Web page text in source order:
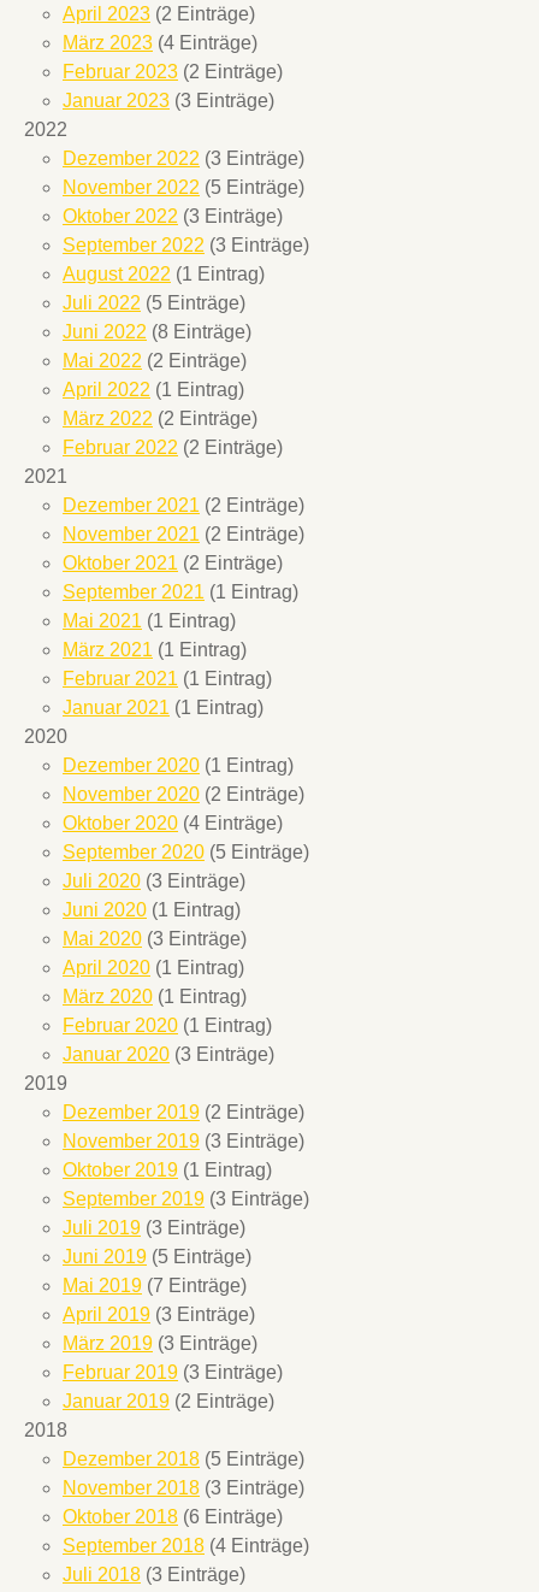
April 2023 (2 Einträge)
März 2023 (4 Einträge)
Februar 2023 (2 Einträge)
Januar 2023 (3 Einträge)
2022
Dezember 2022 (3 Einträge)
November 2022 (5 Einträge)
Oktober 2022 (3 Einträge)
September 2022 (3 Einträge)
August 2022 (1 Eintrag)
Juli 2022 (5 Einträge)
Juni 2022 (8 Einträge)
Mai 2022 (2 Einträge)
April 2022 (1 Eintrag)
März 2022 (2 Einträge)
Februar 2022 (2 Einträge)
2021
Dezember 2021 (2 Einträge)
November 2021 (2 Einträge)
Oktober 2021 (2 Einträge)
September 2021 (1 Eintrag)
Mai 2021 (1 Eintrag)
März 2021 (1 Eintrag)
Februar 2021 (1 Eintrag)
Januar 2021 (1 Eintrag)
2020
Dezember 2020 (1 Eintrag)
November 2020 (2 Einträge)
Oktober 2020 (4 Einträge)
September 2020 (5 Einträge)
Juli 2020 (3 Einträge)
Juni 2020 (1 Eintrag)
Mai 2020 (3 Einträge)
April 2020 (1 Eintrag)
März 2020 (1 Eintrag)
Februar 2020 (1 Eintrag)
Januar 2020 (3 Einträge)
2019
Dezember 2019 (2 Einträge)
November 2019 (3 Einträge)
Oktober 2019 (1 Eintrag)
September 2019 (3 Einträge)
Juli 2019 (3 Einträge)
Juni 2019 (5 Einträge)
Mai 2019 (7 Einträge)
April 2019 (3 Einträge)
März 2019 (3 Einträge)
Februar 2019 (3 Einträge)
Januar 2019 (2 Einträge)
2018
Dezember 2018 (5 Einträge)
November 2018 (3 Einträge)
Oktober 2018 (6 Einträge)
September 2018 (4 Einträge)
Juli 2018 (3 Einträge)